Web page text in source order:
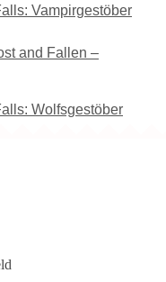
Vampirgestöber
and Fallen –
Wolfsgestöber